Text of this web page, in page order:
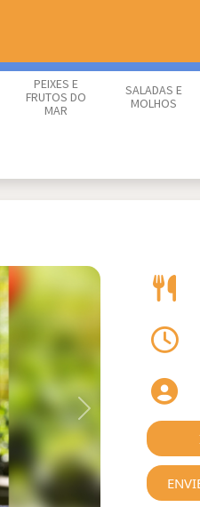
PEIXES E
FRUTOS DO
MAR
SALADAS E
MOLHOS
Next